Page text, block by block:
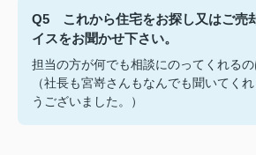
Q5 これから住宅をお探し又はご売
イスをお聞かせ下さい。
担当の方が何でも相談にのってくれるの
（社長も宮嵜さんもなんでも聞いてく
うございました。）